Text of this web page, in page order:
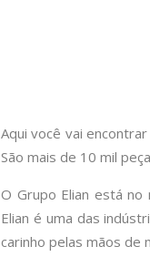
Aqui você vai
São mais de 10 mil
O Grupo Elian está
Elian é uma das
carinho pelas mãos de